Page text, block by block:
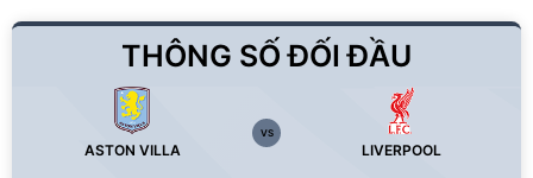
THÔNG SỐ ĐỐI ĐẦU
ASTON VILLA
VS
LIVERPOOL